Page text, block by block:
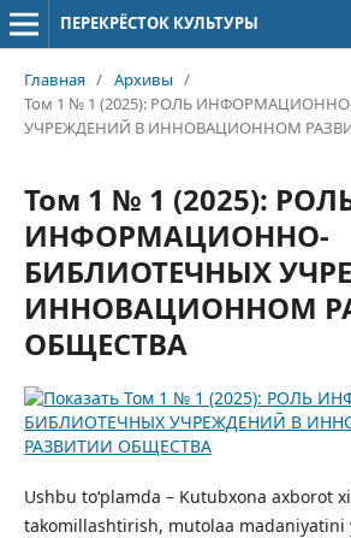
ПЕРЕКРЁСТОК КУЛЬТУРЫ
Главная / Архивы /
Том 1 № 1 (2025): РОЛЬ
УЧРЕЖДЕНИЙ В ИННОВAЦИОННОМ
Том 1 № 1 (2025):
ИНФОРМAЦИОННО-
БИБЛИОТЕЧНЫХ
ИННОВAЦИОННОМ
ОБЩЕСТВА
Ushbu to‘plamda – Kutubxona axborot
takomillashtirish, mutolaa